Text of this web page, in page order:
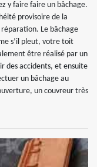
y faire faire un bâchage.
provisoire de la
Le bâchage
s’il pleut, votre toit
être réalisé par un
des accidents, et ensuite
un bâchage au
un couvreur très